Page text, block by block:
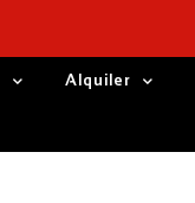
Alquiler